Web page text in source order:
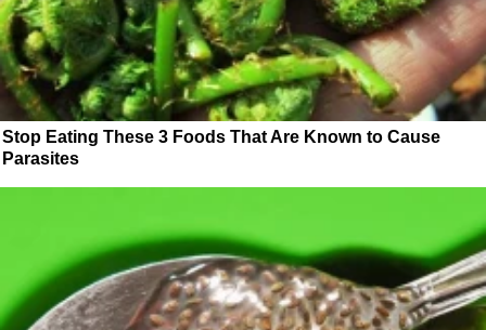
Stop Eating These 3 Foods That Are Known to Cause
Parasites